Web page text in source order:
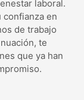
laboral.
confianza en
de trabajo
te
que ya han